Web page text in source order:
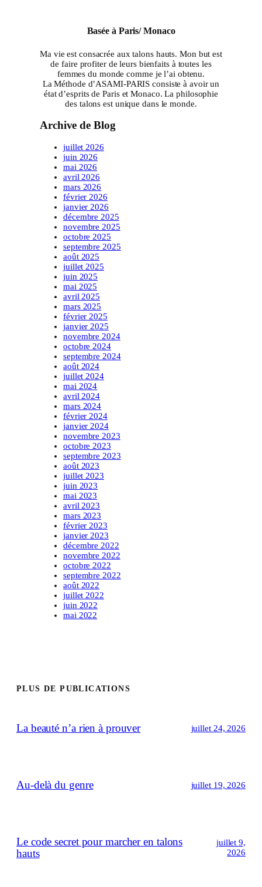
Basée à Paris/ Monaco
Ma vie est consacrée aux talons hauts. Mon but est
de faire profiter de leurs bienfaits à toutes les
femmes du monde comme je l’ai obtenu.
La Méthode d’ASAMI-PARIS consiste à avoir un
état d’esprits de Paris et Monaco. La philosophie
des talons est unique dans le monde.
Archive de Blog
juillet 2026
juin 2026
mai 2026
avril 2026
mars 2026
février 2026
janvier 2026
décembre 2025
novembre 2025
octobre 2025
septembre 2025
août 2025
juillet 2025
juin 2025
mai 2025
avril 2025
mars 2025
février 2025
janvier 2025
novembre 2024
octobre 2024
septembre 2024
août 2024
juillet 2024
mai 2024
avril 2024
mars 2024
février 2024
janvier 2024
novembre 2023
octobre 2023
septembre 2023
août 2023
juillet 2023
juin 2023
mai 2023
avril 2023
mars 2023
février 2023
janvier 2023
décembre 2022
novembre 2022
octobre 2022
septembre 2022
août 2022
juillet 2022
juin 2022
mai 2022
PLUS DE PUBLICATIONS
La beauté n’a rien à prouver juillet 24, 2026
Au-delà du genre juillet 19, 2026
Le code secret pour marcher en talons
hauts
juillet 9,
2026